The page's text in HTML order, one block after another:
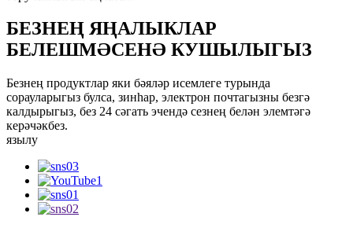
БЕЗНЕҢ ЯҢАЛЫКЛАР
БЕЛЕШМӘСЕНӘ КУШЫЛЫГЫЗ
Безнең продуктлар яки бәяләр исемлеге турында
сорауларыгыз булса, зинһар, электрон почтагызны безгә
калдырыгыз, без 24 сәгать эчендә сезнең белән элемтәгә
керәчәкбез.
язылу